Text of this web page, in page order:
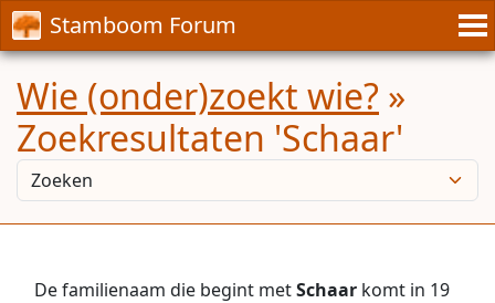
Stamboom Forum
Wie (onder)zoekt wie? »
Zoekresultaten 'Schaar'
De familienaam die begint metSchaar komt in 19